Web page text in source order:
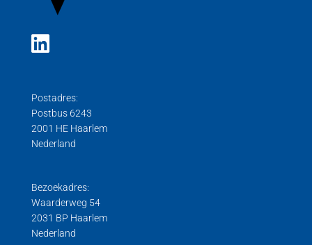
Postadres:
Postbus 6243
2001 HE Haarlem
Nederland
Bezoekadres:
Waarderweg 54
2031 BP Haarlem
Nederland